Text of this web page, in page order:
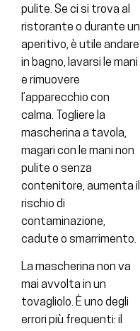
pulite. Se ci si trova al
ristorante o durante un
aperitivo, è utile andare
in bagno, lavarsi le mani
e rimuovere
l’apparecchio con
calma. Togliere la
mascherina a tavola,
magari con le mani non
pulite o senza
contenitore, aumenta il
rischio di
contaminazione,
cadute o smarrimento.
La mascherina non va
mai avvolta in un
tovagliolo. È uno degli
errori più frequenti: il